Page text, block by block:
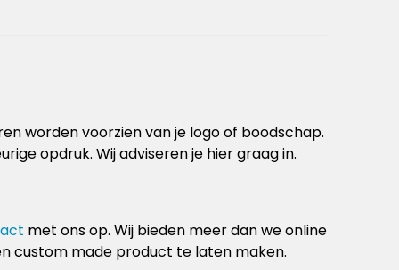
worden voorzien van je logo of boodschap.
opdruk. Wij adviseren je hier graag in.
met ons op. Wij bieden meer dan we online
custom made product te laten maken.